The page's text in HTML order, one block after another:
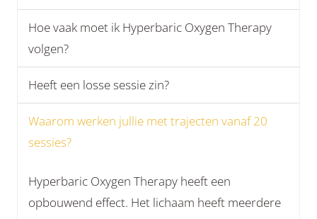
Hoe vaak moet ik Hyperbaric Oxygen Therapy
volgen?
Heeft een losse sessie zin?
Waarom werken jullie met trajecten vanaf 20
sessies?
Hyperbaric Oxygen Therapy heeft een
opbouwend effect. Het lichaam heeft meerdere